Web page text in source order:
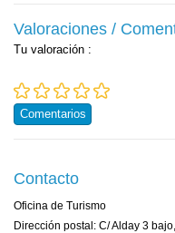
Valoraciones /
Tu valoración :
Comentarios
Contacto
Oficina de Turismo
Dirección postal: C/ Alday 3